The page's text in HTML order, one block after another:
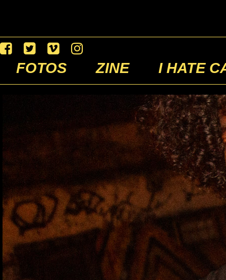
FOTOS ZINE I HATE